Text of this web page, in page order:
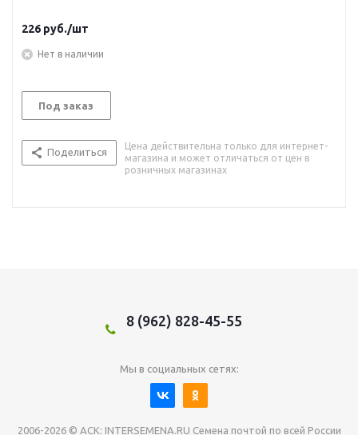
226 руб./шт
Нет в наличии
Под заказ
Поделиться
Цена действительна только для интернет-
магазина и может отличаться от цен в
розничных магазинах
8 (962) 828-45-55
Мы в социальных сетях:
2006-2026 © АСК: INTERSEMENA.RU Семена почтой по всей России